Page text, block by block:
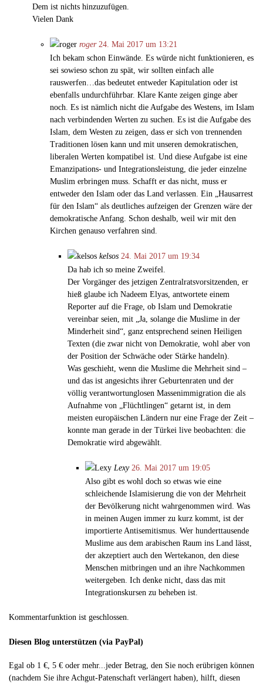
Dem ist nichts hinzuzufügen.
Vielen Dank
roger 24. Mai 2017 um 13:21
Ich bekam schon Einwände. Es würde nicht funktionieren, es
sei sowieso schon zu spät, wir sollten einfach alle
rauswerfen…das bedeutet entweder Kapitulation oder ist
ebenfalls undurchführbar. Klare Kante zeigen ginge aber
noch. Es ist nämlich nicht die Aufgabe des Westens, im Islam
nach verbindenden Werten zu suchen. Es ist die Aufgabe des
Islam, dem Westen zu zeigen, dass er sich von trennenden
Traditionen lösen kann und mit unseren demokratischen,
liberalen Werten kompatibel ist. Und diese Aufgabe ist eine
Emanzipations- und Integrationsleistung, die jeder einzelne
Muslim erbringen muss. Schafft er das nicht, muss er
entweder den Islam oder das Land verlassen. Ein „Hausarrest
für den Islam“ als deutliches aufzeigen der Grenzen wäre der
demokratische Anfang. Schon deshalb, weil wir mit den
Kirchen genauso verfahren sind.
kelsos 24. Mai 2017 um 19:34
Da hab ich so meine Zweifel.
Der Vorgänger des jetzigen Zentralratsvorsitzenden, er
hieß glaube ich Nadeem Elyas, antwortete einem
Reporter auf die Frage, ob Islam und Demokratie
vereinbar seien, mit „Ja, solange die Muslime in der
Minderheit sind“, ganz entsprechend seinen Heiligen
Texten (die zwar nicht von Demokratie, wohl aber von
der Position der Schwäche oder Stärke handeln).
Was geschieht, wenn die Muslime die Mehrheit sind –
und das ist angesichts ihrer Geburtenraten und der
völlig verantwortunglosen Massenimmigration die als
Aufnahme von „Flüchtlingen“ getarnt ist, in dem
meisten europäischen Ländern nur eine Frage der Zeit –
konnte man gerade in der Türkei live beobachten: die
Demokratie wird abgewählt.
Lexy 26. Mai 2017 um 19:05
Also gibt es wohl doch so etwas wie eine
schleichende Islamisierung die von der Mehrheit
der Bevölkerung nicht wahrgenommen wird. Was
in meinen Augen immer zu kurz kommt, ist der
importierte Antisemitismus. Wer hunderttausende
Muslime aus dem arabischen Raum ins Land lässt,
der akzeptiert auch den Wertekanon, den diese
Menschen mitbringen und an ihre Nachkommen
weitergeben. Ich denke nicht, dass das mit
Integrationskursen zu beheben ist.
Kommentarfunktion ist geschlossen.
Diesen Blog unterstützen (via PayPal)
Egal ob 1 €, 5 € oder mehr...jeder Betrag, den Sie noch erübrigen können
(nachdem Sie ihre Achgut-Patenschaft verlängert haben), hilft, diesen